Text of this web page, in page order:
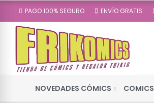
PAGO 100% SEGURO ENVÍO GRATIS
NOVEDADES CÓMICS COMICS